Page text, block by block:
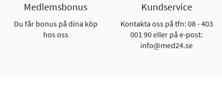
Medlemsbonus
Du får bonus på dina köp
hos oss
Kundservice
Kontakta oss på tfn: 08 - 403
001 90 eller på e-post:
info@med24.se